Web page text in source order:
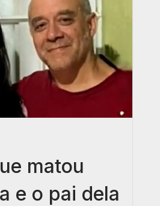
matou
e o pai dela